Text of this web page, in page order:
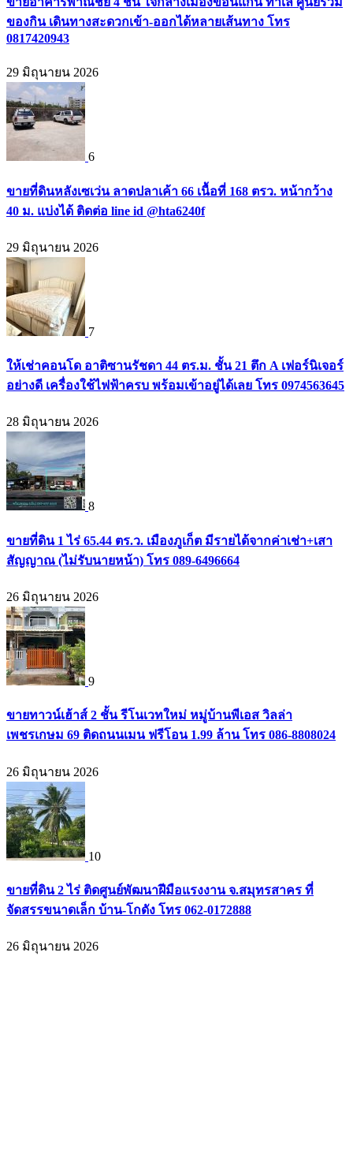
ของกิน เดินทางสะดวกเข้า-ออกได้หลายเส้นทาง โทร
0817420943
29 มิถุนายน 2026
6
ขายที่ดินหลังเซเว่น ลาดปลาเค้า 66 เนื้อที่ 168 ตรว. หน้ากว้าง
40 ม. แบ่งได้ ติดต่อ line id @hta6240f
29 มิถุนายน 2026
7
ให้เช่าคอนโด อาติซานรัชดา 44 ตร.ม. ชั้น 21 ตึก A เฟอร์นิเจอร์
อย่างดี เครื่องใช้ไฟฟ้าครบ พร้อมเข้าอยู่ได้เลย โทร 0974563645
28 มิถุนายน 2026
8
ขายที่ดิน 1 ไร่ 65.44 ตร.ว. เมืองภูเก็ต มีรายได้จากค่าเช่า+เสา
สัญญาณ (ไม่รับนายหน้า) โทร 089-6496664
26 มิถุนายน 2026
9
ขายทาวน์เฮ้าส์ 2 ชั้น รีโนเวทใหม่ หมู่บ้านพีเอส วิลล่า
เพชรเกษม 69 ติดถนนเมน ฟรีโอน 1.99 ล้าน โทร 086-8808024
26 มิถุนายน 2026
10
ขายที่ดิน 2 ไร่ ติดศูนย์พัฒนาฝีมือแรงงาน จ.สมุทรสาคร ที่
จัดสรรขนาดเล็ก บ้าน-โกดัง โทร 062-0172888
26 มิถุนายน 2026